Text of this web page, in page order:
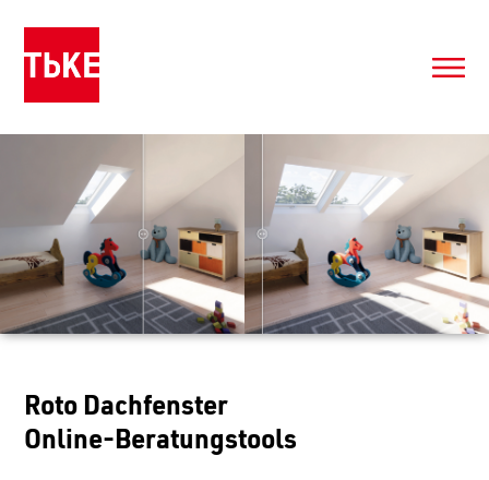
Roto Dachfenster
Online-Beratungstools